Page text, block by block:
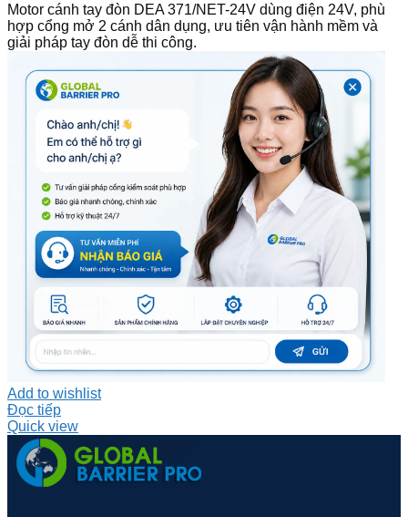
Motor cánh tay đòn DEA 371/NET-24V dùng điện 24V, phù
hợp cổng mở 2 cánh dân dụng, ưu tiên vận hành mềm và
giải pháp tay đòn dễ thi công.
Add to wishlist
Đọc tiếp
Quick view